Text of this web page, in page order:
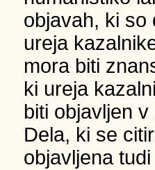
objavah, ki so
ureja
mora biti
ki ureja
biti objavljen
Dela, ki se
objavljena